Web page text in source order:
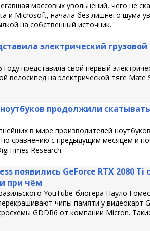
массовых увольнений, чего не
и Microsoft, начала без лишнего шума
на собственный источник.
электрический
представила свой первый
велосипед на электрической тяге Mate
продолжили
в мире производителей
по сравнению с предыдущим месяцем и
Research.
появились GeForce RTX 2080
при чём
YouTube-блогера Пауло
чипы памяти у видеокарт
GDDR6 от компании Micron.